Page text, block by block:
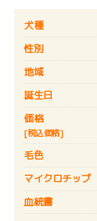
犬種
性別
地域
誕生日
価格
[税込価格]
毛色
マイクロチップ
血統書